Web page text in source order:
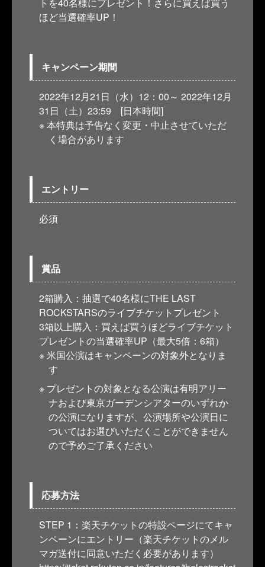
ほど当選確率UP！
キャンペーン期間
2022年12月21日（水）12：00～ 2022年12月
31日（土）23:59 [日本時間]
本特典は予告なく変更・中止させていただ
く場合があります
エントリー
必須
賞品
2箱購入：抽選で40名様にTHE LAST
ROCKSTARSのライブチケットプレゼント
3箱以上購入：買えば買うほどライブチケット
プレゼントの当選確率UP（最大5倍：6箱）
米国公演はキャンペーンの対象外となりま
す
プレゼントの対象となる公演は有明アリー
ナおよび東京ガーデンシアターのいずれか
の公演になりますが、公演場所や公演日に
ついてはお選びいただくことができません
ので予めご了承ください
応募方法
STEP 1：楽天チケットの特設ページにてキャ
ンペーンにエントリー（楽天チケットのメル
マガ送付に同意いただく必要があります）